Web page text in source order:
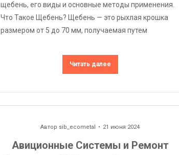
щебень, его виды и основные методы применения.
Что Такое Щебень? Щебень — это рыхлая крошка
размером от 5 до 70 мм, получаемая путем
Читать далее
Автор sib_ecometal 21 июня 2024
Авиционные Системы и Ремонт